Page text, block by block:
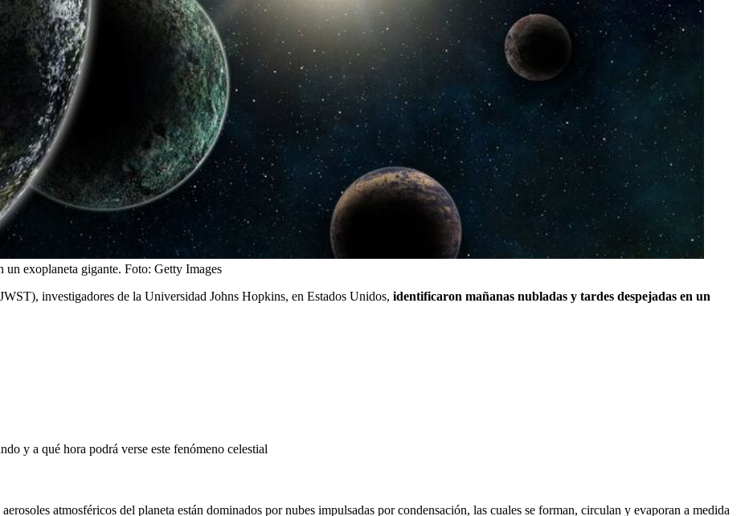
un exoplaneta gigante. Foto: Getty Images
investigadores de la Universidad Johns Hopkins, en Estados Unidos, identificaron mañanas nubladas y tardes despejadas en un
y a qué hora podrá verse este fenómeno celestial
atmosféricos del planeta están dominados por nubes impulsadas por condensación, las cuales se forman, circulan y evaporan a medida